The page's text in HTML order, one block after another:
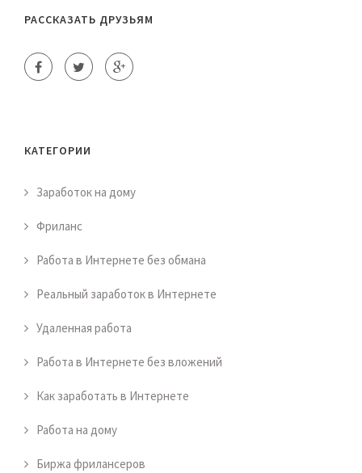
РАССКАЗАТЬ ДРУЗЬЯМ
КАТЕГОРИИ
Заработок на дому
Фриланс
Работа в Интернете без обмана
Реальный заработок в Интернете
Удаленная работа
Работа в Интернете без вложений
Как заработать в Интернете
Работа на дому
Биржа фрилансеров